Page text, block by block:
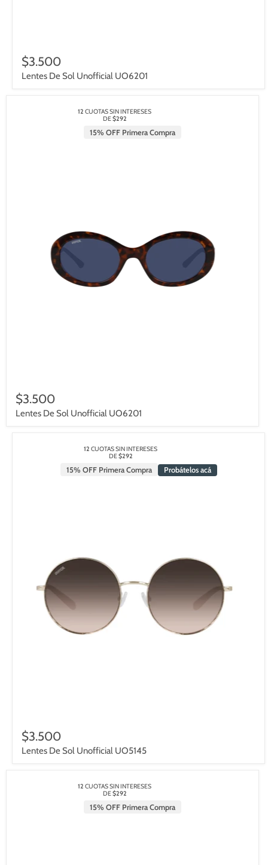
$3.500
Lentes De Sol Unofficial UO6201
12 CUOTAS SIN INTERESES
DE$292
15% OFF Primera Compra
$3.500
Lentes De Sol Unofficial UO6201
12 CUOTAS SIN INTERESES
DE$292
15% OFF Primera Compra Probátelos acá
$3.500
Lentes De Sol Unofficial UO5145
12 CUOTAS SIN INTERESES
DE$292
15% OFF Primera Compra